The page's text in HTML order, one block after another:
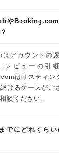
やBooking.com
はアカウントの
レビューの引
はリスティン
げるケースがご
談ください。
でにどれくら